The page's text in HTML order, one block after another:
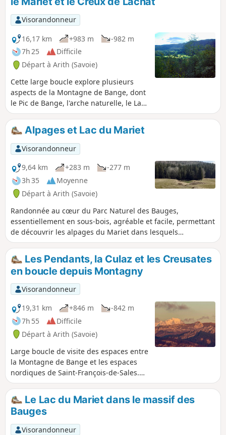
Visorandonneur
16,17 km
+983 m
-982 m
7h 25
Difficile
Départ à Arith (Savoie)
Cette large boucle explore plusieurs
aspects de la Montagne de Bange, dont
le Pic de Bange, l'arche naturelle, le Lac
du Mariet et la crête de la Revêche à
Dolca puis au Creux de Lachat.
L'essentiel se déroulant en forêt et en
partie en alpages, les vues ne sont
dégagées qu'au sommet des falaises et
au Crêt de Dolca. Si aucune difficulté
technique n'est rencontrée, plusieurs
sections sont hors sentier et demandent
une attention particulière quant à
l'orientation.
Alpages et Lac du Mariet
Visorandonneur
9,64 km
+283 m
-277 m
3h 35
Moyenne
Départ à Arith (Savoie)
Randonnée au cœur du Parc Naturel des Bauges,
essentiellement en sous-bois, agréable et facile, permettant
de découvrir les alpages du Mariet dans lesquels
s'éparpillent de jolis chalets ainsi qu'un petit lac... une
touche aquatique dans un océan de prairies fleuries. GPS
conseillé !
Les Pendants, la Culaz et les Creusates
en boucle depuis Montagny
Visorandonneur
19,31 km
+846 m
-842 m
7h 55
Difficile
Départ à Arith (Savoie)
Large boucle de visite des espaces entre
la Montagne de Bange et les espaces
nordiques de Saint-François-de-Sales.
La montée se fait par le Mariet dessus
jusqu’au Creux de Lachat, puis par le
refuge, une grimpée aux Pendants pour
redescendre par la crête et sa table
d’orientation jusqu’au Col de la Cochette.
Le Lac du Mariet dans le massif des
Bauges
Visorandonneur